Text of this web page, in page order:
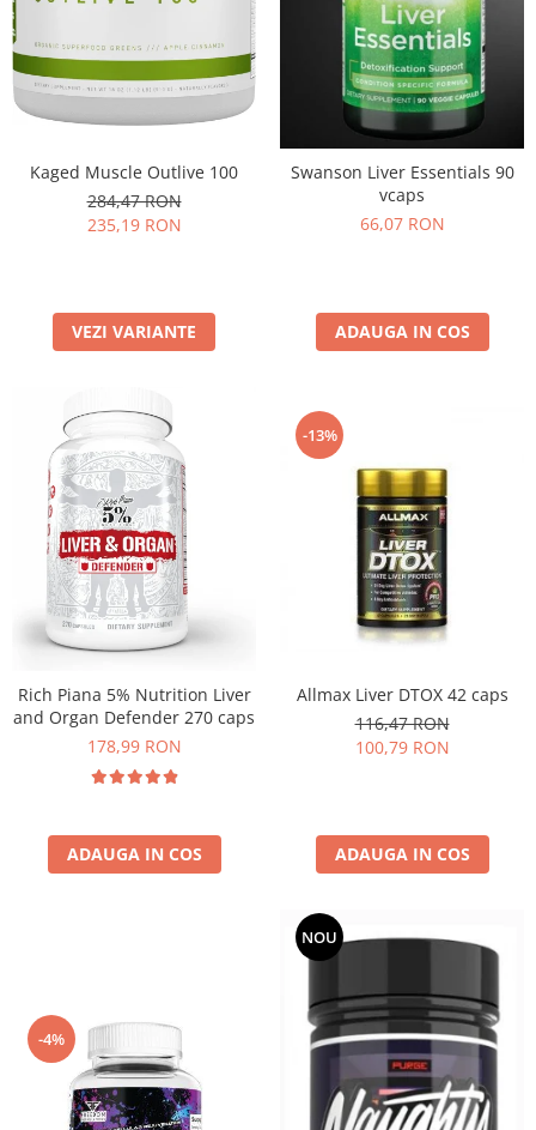
Kaged Muscle Outlive 100
284,47 RON
235,19 RON
VEZI VARIANTE
Swanson Liver Essentials 90
vcaps
66,07 RON
ADAUGA IN COS
Rich Piana 5% Nutrition Liver
and Organ Defender 270 caps
178,99 RON
ADAUGA IN COS
-13%
Allmax Liver DTOX 42 caps
116,47 RON
100,79 RON
ADAUGA IN COS
-4%
NOU